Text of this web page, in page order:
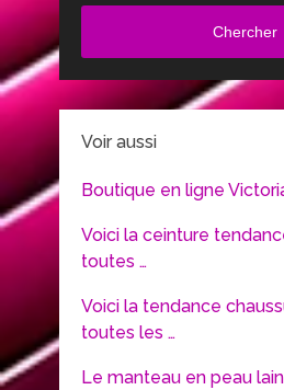
Chercher
Voir aussi
Boutique en ligne
Voici la ceinture
toutes …
Voici la tendance
toutes les …
Le manteau en peau